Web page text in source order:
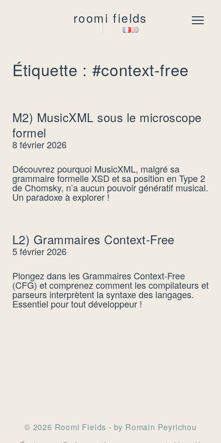
roomi fields Menu
Étiquette : #context-free
M2) MusicXML sous le microscope
formel
8 février 2026
Découvrez pourquoi MusicXML, malgré sa
grammaire formelle XSD et sa position en Type 2
de Chomsky, n’a aucun pouvoir génératif musical.
Un paradoxe à explorer !
L2) Grammaires Context-Free
5 février 2026
Plongez dans les Grammaires Context-Free
(CFG) et comprenez comment les compilateurs et
parseurs interprètent la syntaxe des langages.
Essentiel pour tout développeur !
© 2026 Roomi Fields - by Romain Peyrichou